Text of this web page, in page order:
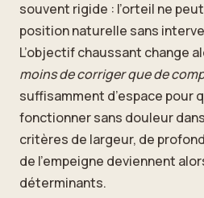
souvent rigide : l’orteil ne
position naturelle sans
L’objectif chaussant change
moins de corriger que de
suffisamment d’espace pour
fonctionner sans douleur
critères de largeur, de
de l’empeigne deviennent
déterminants.